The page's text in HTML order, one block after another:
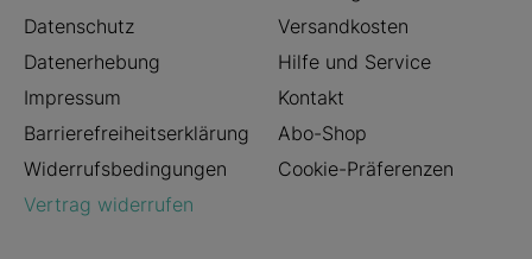
Datenschutz
Versandkosten
Datenerhebung
Hilfe und Service
Impressum
Kontakt
Barrierefreiheitserklärung
Abo-Shop
Widerrufsbedingungen
Cookie-Präferenzen
Vertrag widerrufen